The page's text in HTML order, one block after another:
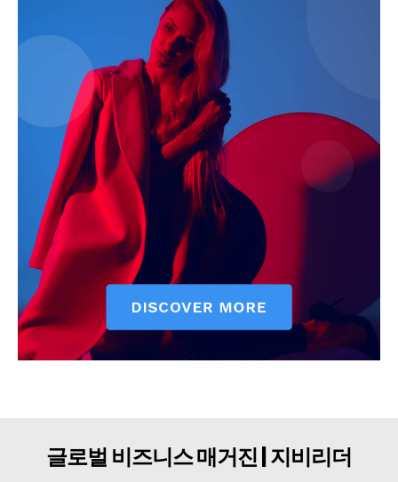
마이페이지
광고 및 제휴문의
구독자 의견
개인정보취급방침
청소년보호정책
글로벌 비즈니스 매거진 | 지비리더